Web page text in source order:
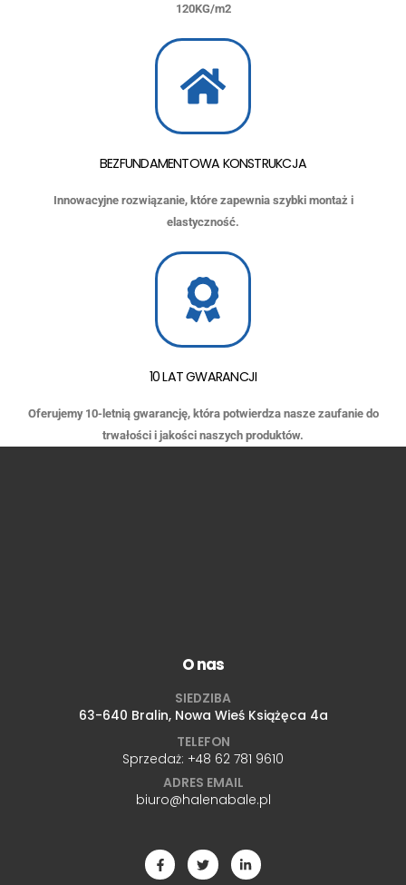
120KG/m2
BEZFUNDAMENTOWA KONSTRUKCJA
Innowacyjne rozwiązanie, które zapewnia szybki montaż i
elastyczność.
10 LAT GWARANCJI
Oferujemy 10-letnią gwarancję, która potwierdza nasze zaufanie do
trwałości i jakości naszych produktów.
O nas
SIEDZIBA
63-640 Bralin, Nowa Wieś Książęca 4a
TELEFON
Sprzedaż: +48 62 781 9610
ADRES EMAIL
biuro@halenabale.pl